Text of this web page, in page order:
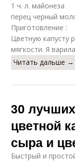
1 ч. л. майонеза
перец черный
Приготовление :
Цветную капусту
мягкости. Я
Читать дальше →
30
цветной
сыра и
Быстрый и